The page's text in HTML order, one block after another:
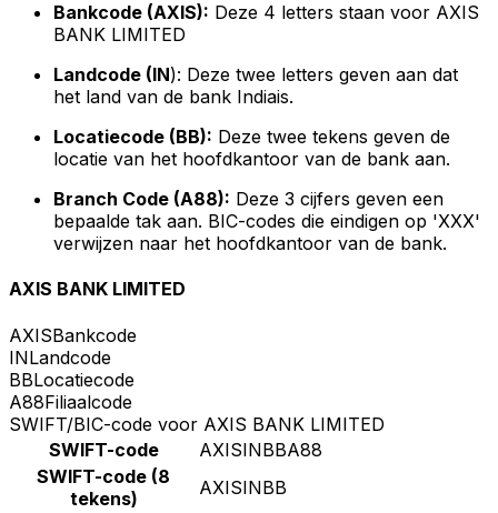
Bankcode (AXIS): Deze 4 letters staan voor AXIS
BANK LIMITED
Landcode (IN): Deze twee letters geven aan dat
het land van de bank Indiais.
Locatiecode (BB): Deze twee tekens geven de
locatie van het hoofdkantoor van de bank aan.
Branch Code (A88): Deze 3 cijfers geven een
bepaalde tak aan. BIC-codes die eindigen op 'XXX'
verwijzen naar het hoofdkantoor van de bank.
AXIS BANK LIMITED
AXISBankcode
INLandcode
BBLocatiecode
A88Filiaalcode
SWIFT/BIC-code voor AXIS BANK LIMITED
SWIFT-code
AXISINBBA88
SWIFT-code (8
tekens)
AXISINBB